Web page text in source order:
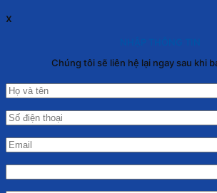
x
Chúng tôi sẽ liên hệ lại ngay sau khi